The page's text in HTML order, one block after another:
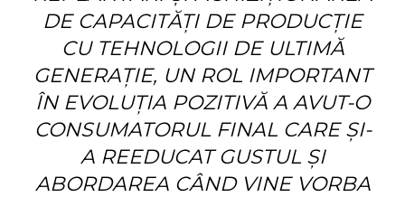
DE CAPACITĂȚI DE PRODUCȚIE
CU TEHNOLOGII DE ULTIMĂ
GENERAȚIE, UN ROL IMPORTANT
ÎN EVOLUȚIA POZITIVĂ A AVUT-O
CONSUMATORUL FINAL CARE ȘI-
A REEDUCAT GUSTUL ȘI
ABORDAREA CÂND VINE VORBA